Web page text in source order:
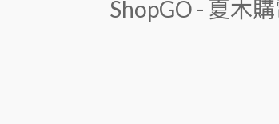
ShopGO - 夏木